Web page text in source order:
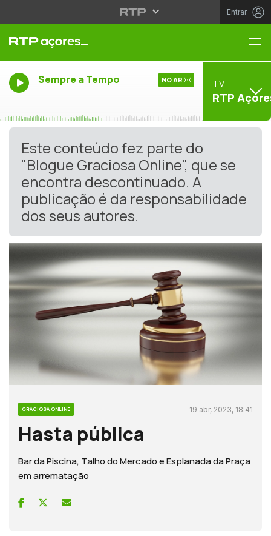
Entrar
Sempre a Tempo NO AR TV
RTP
Este conteúdo fez parte do
"Blogue Graciosa Online", que se
encontra descontinuado. A
publicação é da responsabilidade
dos seus autores.
GRACIOSA ONLINE 19 abr, 2023, 18:41
Hasta pública
Bar da Piscina, Talho do Mercado e Esplanada da Praça
em arrematação